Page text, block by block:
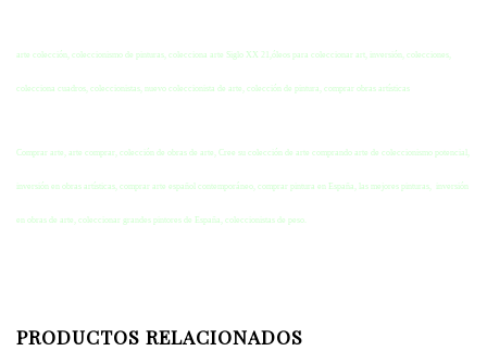
arte colección, coleccionismo de pinturas, colecciona arte Siglo XX 21,óleos para coleccionar art, inversión, colecciones,
colecciona cuadros, coleccionistas, nuevo coleccionista de arte, colección de pintura, comprar obras artísticas
Comprar arte, arte comprar, colección de obras de arte, Cree su colección de arte comprando arte de coleccionismo potencial,
inversión en obras artísticas, comprar arte español contemporáneo, comprar pintura en España, las mejores pinturas, inversión
en obras de arte, coleccionar grandes pintores de España, coleccionistas de peso.
PRODUCTOS RELACIONADOS